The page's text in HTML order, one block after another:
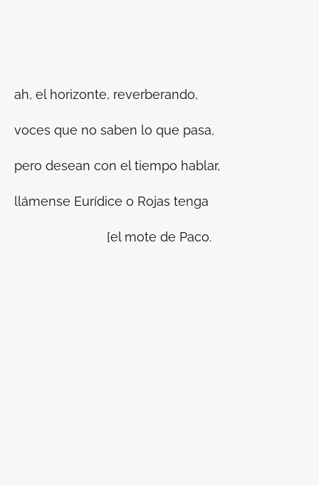
ah, el horizonte, reverberando,
voces que no saben lo que pasa,
pero desean con el tiempo hablar,
llámense Eurídice o Rojas tenga
[el mote de Paco.